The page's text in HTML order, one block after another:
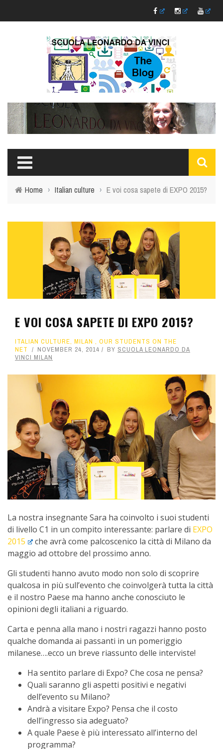
Home › Italian culture › E voi cosa sapete di EXPO 2015?
E VOI COSA SAPETE DI EXPO 2015?
ITALIAN CULTURE, MILAN , OUR STUDENTS ON THE
NET
NOVEMBER 24, 2014 BY SCUOLA LEONARDO DA
VINCI MILAN
La nostra insegnante Sara ha coinvolto i suoi studenti
di livello C1 in un compito interessante: parlare di EXPO
2015
che avrà come palcoscenico la città di Milano da
maggio ad ottobre del prossimo anno.
Gli studenti hanno avuto modo non solo di scoprire
qualcosa in più sull’evento che coinvolgerà tutta la città
e il nostro Paese ma hanno anche conosciuto le
opinioni degli italiani a riguardo.
Carta e penna alla mano i nostri ragazzi hanno posto
qualche domanda ai passanti in un pomeriggio
milanese….ecco un breve riassunto delle interviste!
Ha sentito parlare di Expo? Che cosa ne pensa?
Quali saranno gli aspetti positivi e negativi
dell’evento su Milano?
Andrà a visitare Expo? Pensa che il costo
dell’ingresso sia adeguato?
A quale Paese è più interessato all’interno del
programma?